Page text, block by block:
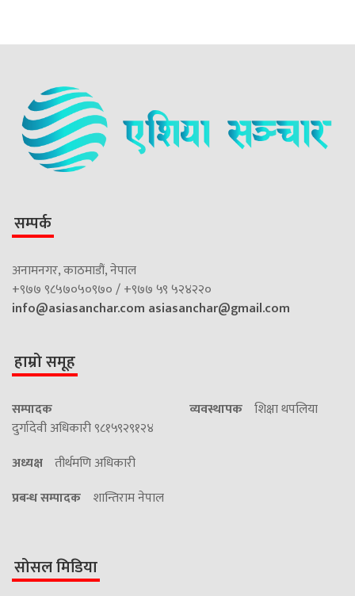
सम्पर्क
अनामनगर, काठमाडौं, नेपाल
+९७७ ९८५७०५०९७० / +९७७ ५९ ५२४२२०
info@asiasanchar.com asiasanchar@gmail.com
हाम्रो समूह
सम्पादक
दुर्गादेवी अधिकारी ९८१५९२९१२४
व्यवस्थापक शिक्षा थपलिया
अध्यक्ष तीर्थमणि अधिकारी
प्रबन्ध सम्पादक शान्तिराम नेपाल
सोसल मिडिया